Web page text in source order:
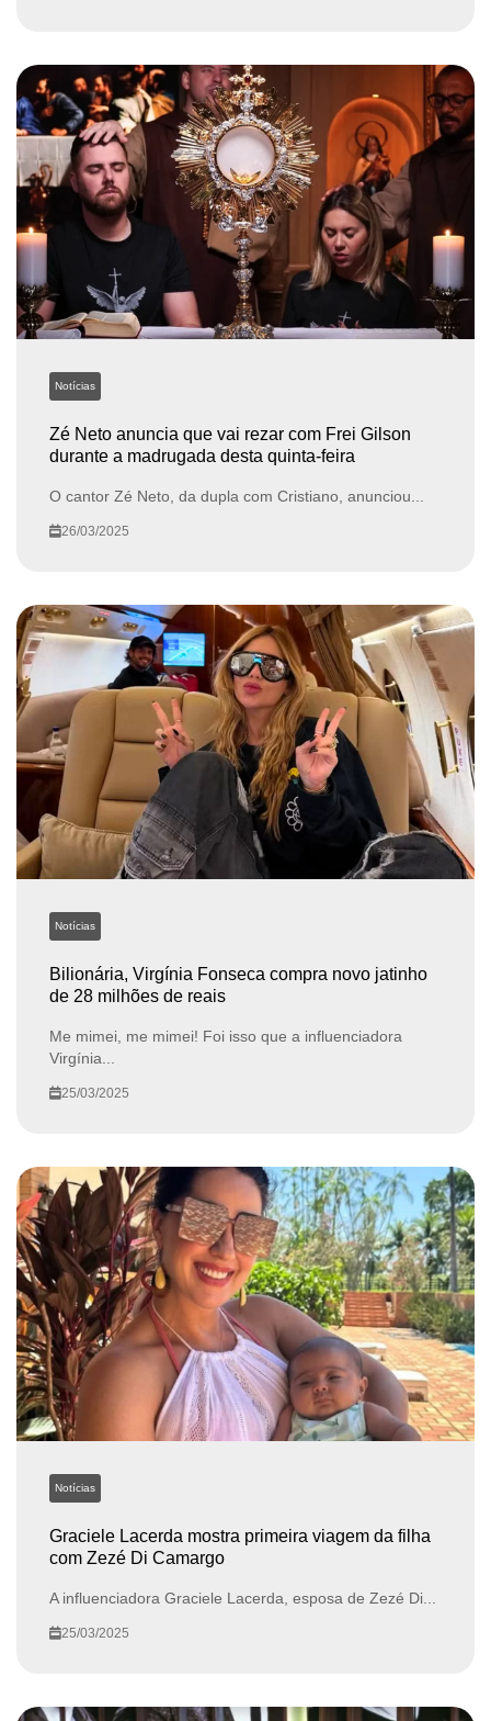
Notícias
Zé Neto anuncia que vai rezar com Frei Gilson
durante a madrugada desta quinta-feira
O cantor Zé Neto, da dupla com Cristiano, anunciou...
26/03/2025
Notícias
Bilionária, Virgínia Fonseca compra novo jatinho
de 28 milhões de reais
Me mimei, me mimei! Foi isso que a influenciadora
Virgínia...
25/03/2025
Notícias
Graciele Lacerda mostra primeira viagem da filha
com Zezé Di Camargo
A influenciadora Graciele Lacerda, esposa de Zezé Di...
25/03/2025